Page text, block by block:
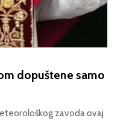
dopuštene samo
zavoda ovaj